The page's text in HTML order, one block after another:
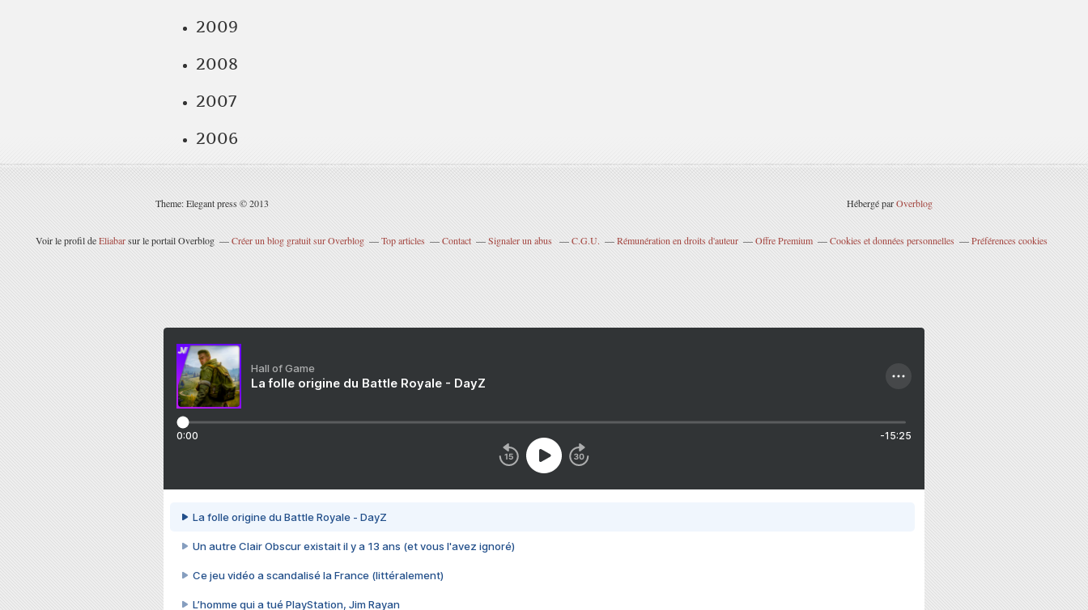
2009
2008
2007
2006
Theme: Elegant press © 2013 Hébergé parOverblog
Voir le profil deEliabarsur le portail Overblog Créer un blog gratuit sur Overblog Top articles Contact Signaler un abus C.G.U. Rémunération en droits d'auteur Offre Premium Cookies et données personnelles Préférences cookies
Hall of Game
La folle origine du Battle Royale - DayZ
0:00 -15:25
La folle origine du Battle Royale - DayZ
Un autre Clair Obscur existait il y a 13 ans (et vous l'avez ignoré)
Ce jeu vidéo a scandalisé la France (littéralement)
L’homme qui a tué PlayStation, Jim Rayan